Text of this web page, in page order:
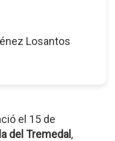
Losantos
el 15 de
del Tremedal ,